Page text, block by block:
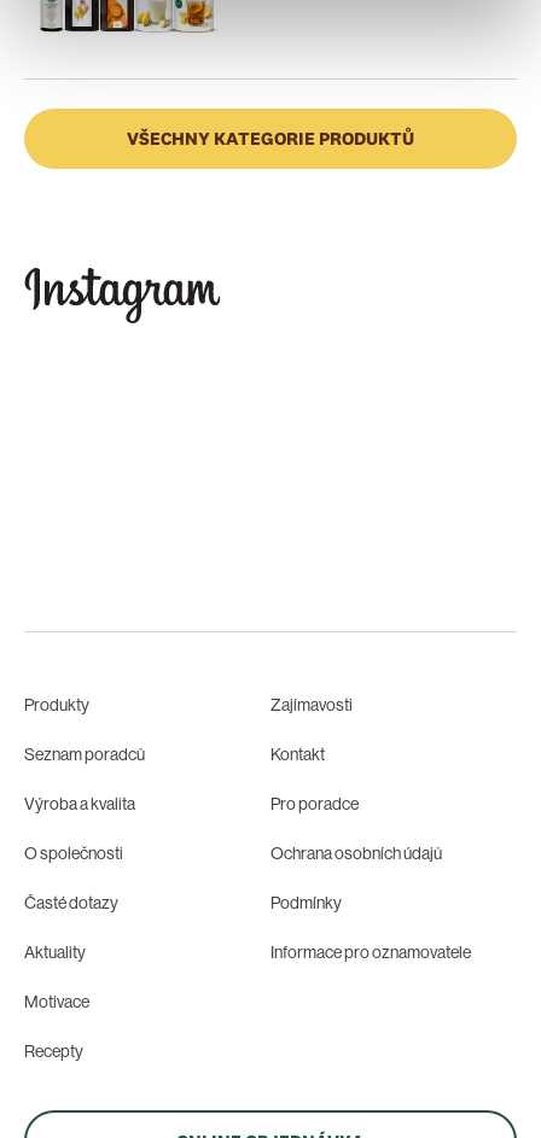
VŠECHNY KATEGORIE PRODUKTŮ
Produkty
Seznam poradců
Výroba a kvalita
O společnosti
Časté dotazy
Aktuality
Motivace
Recepty
Zajímavosti
Kontakt
Pro poradce
Ochrana osobních údajů
Podmínky
Informace pro oznamovatele